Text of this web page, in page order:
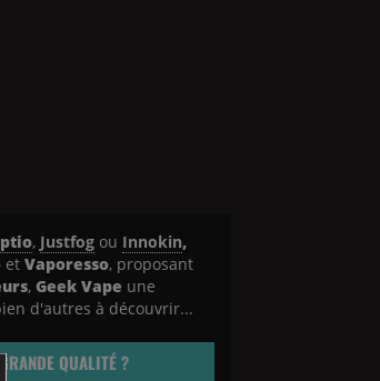
, Justfog ou Innokin,
etVaporesso, proposant
,Geek Vape une
d'autres à découvrir...
QUALITÉ ?